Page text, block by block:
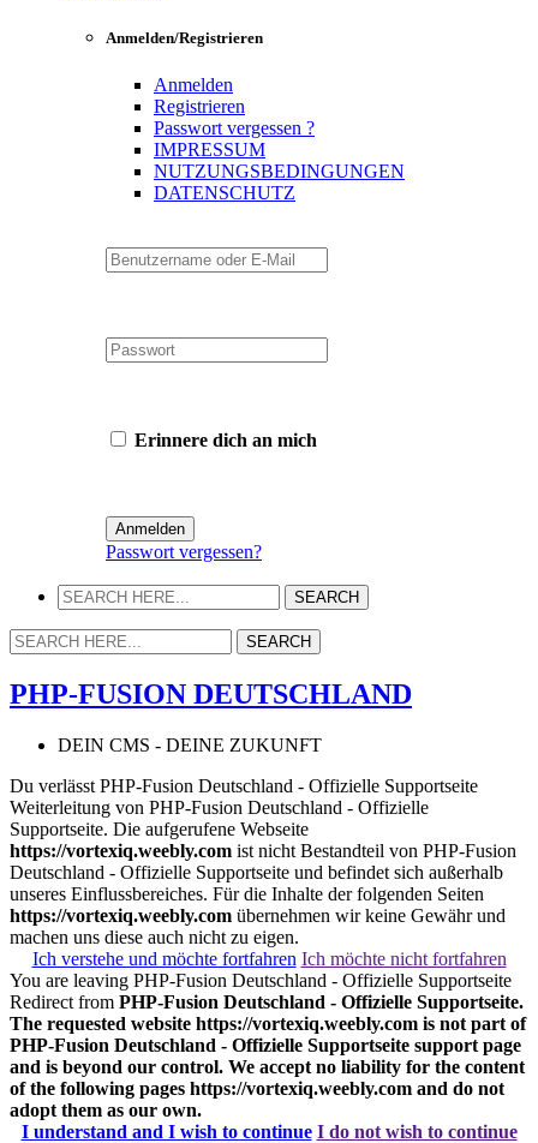
Anmelden/Registrieren
Anmelden
Registrieren
Passwort vergessen ?
IMPRESSUM
NUTZUNGSBEDINGUNGEN
DATENSCHUTZ
Erinnere dich an mich
Passwort vergessen?
PHP-FUSION DEUTSCHLAND
DEIN CMS - DEINE ZUKUNFT
Du verlässt PHP-Fusion Deutschland - Offizielle Supportseite
Weiterleitung von PHP-Fusion Deutschland - Offizielle
Supportseite. Die aufgerufene Webseite
https://vortexiq.weebly.com ist nicht Bestandteil von PHP-Fusion
Deutschland - Offizielle Supportseite und befindet sich außerhalb
unseres Einflussbereiches. Für die Inhalte der folgenden Seiten
https://vortexiq.weebly.com übernehmen wir keine Gewähr und
machen uns diese auch nicht zu eigen.
Ich verstehe und möchte fortfahren Ich möchte nicht fortfahren
You are leaving PHP-Fusion Deutschland - Offizielle Supportseite
Redirect from PHP-Fusion Deutschland - Offizielle Supportseite.
The requested website https://vortexiq.weebly.com is not part of
PHP-Fusion Deutschland - Offizielle Supportseite support page
and is beyond our control. We accept no liability for the content
of the following pages https://vortexiq.weebly.com and do not
adopt them as our own.
I understand and I wish to continue I do not wish to continue